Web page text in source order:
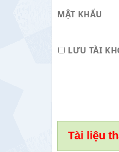
MẬT KHẨU
LƯU TÀI
Tài liệu